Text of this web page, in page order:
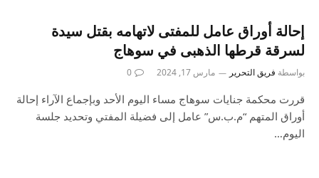
إحالة أوراق عامل للمفتى لاتهامه بقتل سيدة
لسرقة قرطها الذهبى في سوهاج
بواسطة فريق التحرير مارس 17, 2024 0
قررت محكمة جنايات سوهاج مساء اليوم الأحد وبإجماع الآراء إحالة
أوراق المتهم “م.ب.س” عامل إلى فضيلة المفتي وتحديد جلسة
اليوم…